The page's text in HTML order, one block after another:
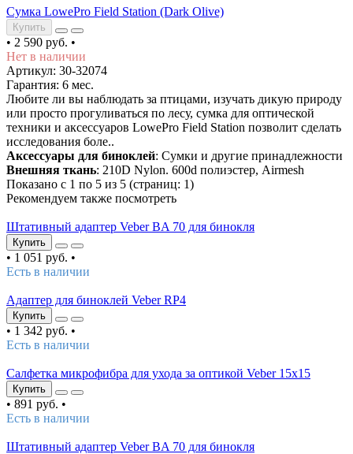
Сумка LowePro Field Station (Dark Olive)
Купить
• 2 590 руб. •
Нет в наличии
Артикул: 30-32074
Гарантия: 6 мес.
Любите ли вы наблюдать за птицами, изучать дикую природу
или просто прогуливаться по лесу, сумка для оптической
техники и аксессуаров LowePro Field Station позволит сделать
исследования боле..
Аксессуары для биноклей: Сумки и другие принадлежности
Внешняя ткань: 210D Nylon. 600d полиэстер, Airmesh
Показано с 1 по 5 из 5 (страниц: 1)
Рекомендуем также посмотреть
Штативный адаптер Veber BA 70 для бинокля
Купить
• 1 051 руб. •
Есть в наличии
Адаптер для биноклей Veber RP4
Купить
• 1 342 руб. •
Есть в наличии
Салфетка микрофибра для ухода за оптикой Veber 15x15
Купить
• 891 руб. •
Есть в наличии
Штативный адаптер Veber BA 70 для бинокля